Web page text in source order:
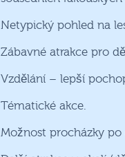
Netypický pohled na
Zábavné atrakce pro
Vzdělání – lepší
Tématické akce.
Možnost procházky po